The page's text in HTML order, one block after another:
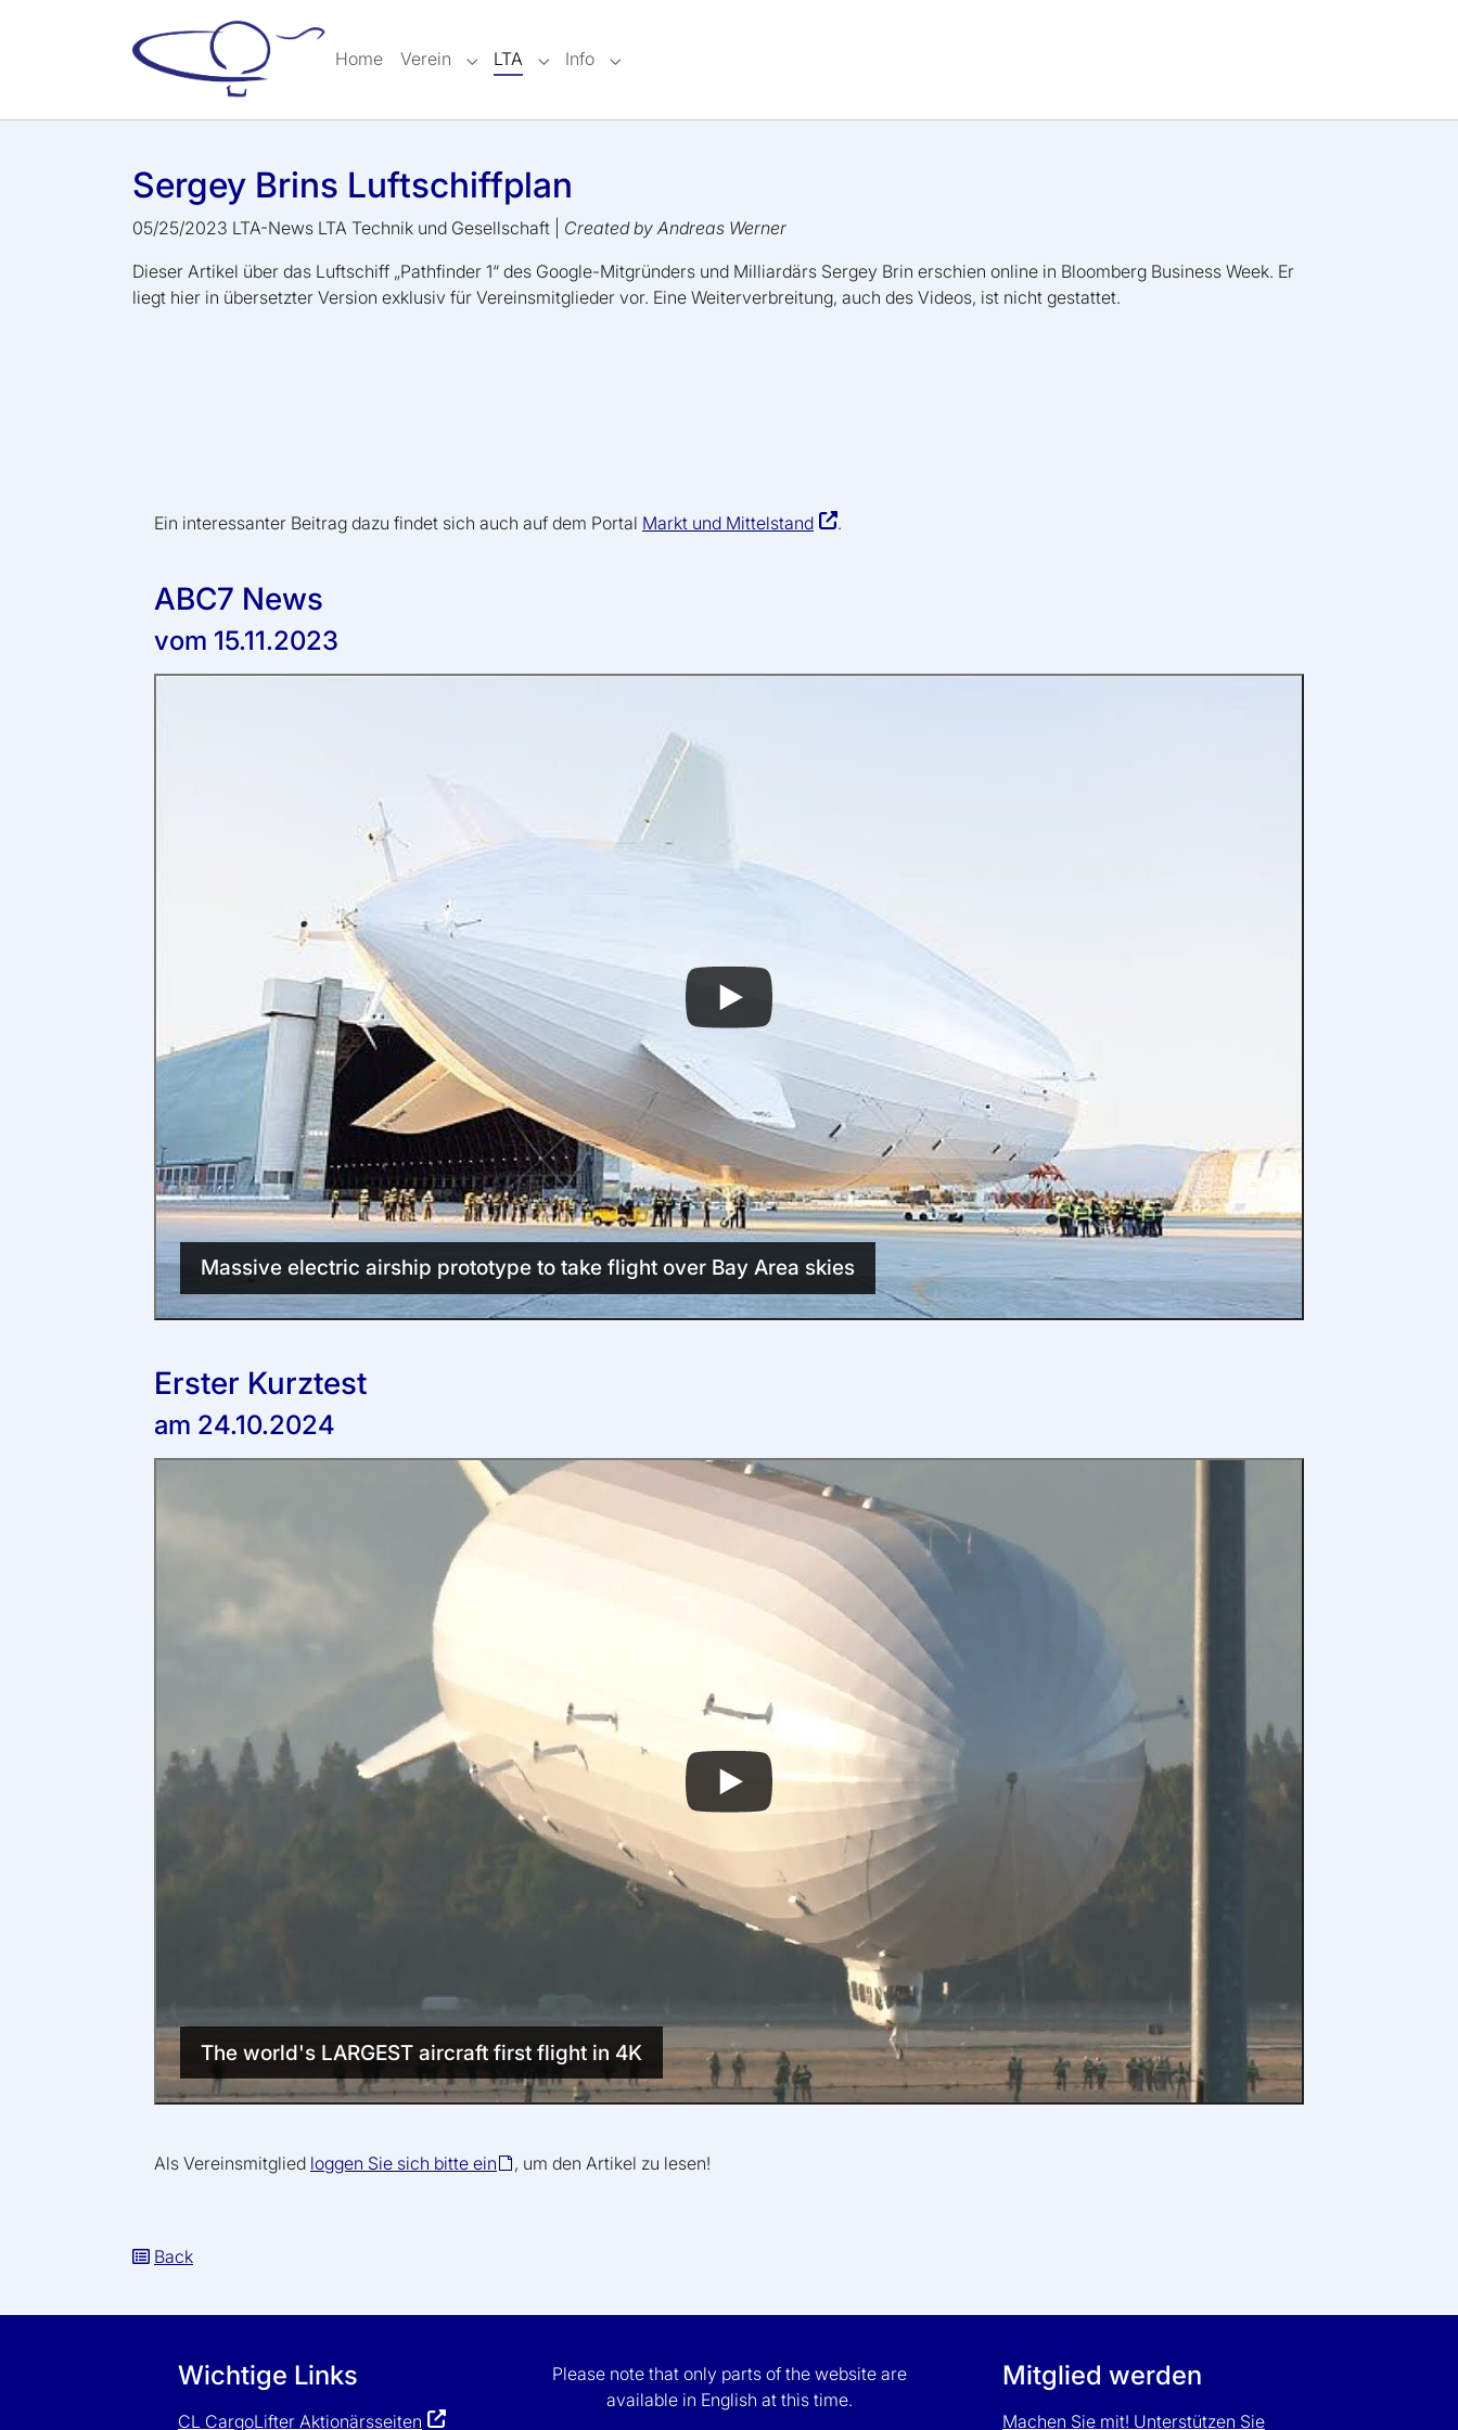
Home Verein Submenu for "Verein"
LTA Submenu for "LTA"
Info Submenu for "Info"
Sergey Brins Luftschiffplan
05/25/2023 LTA-News LTA Technik und Gesellschaft Created by Andreas Werner
Dieser Artikel über das Luftschiff „Pathfinder 1“ des Google-Mitgründers und Milliardärs Sergey Brin erschien online in Bloomberg Business Week. Er
liegt hier in übersetzter Version exklusiv für Vereinsmitglieder vor. Eine Weiterverbreitung, auch des Videos, ist nicht gestattet.
Ein interessanter Beitrag dazu findet sich auch auf dem Portal Markt und Mittelstand .
ABC7 News
vom 15.11.2023
Massive electric airship prototype to take flight over Bay Area skies
Erster Kurztest
am 24.10.2024
The world's LARGEST aircraft first flight in 4K
Als Vereinsmitglied loggen Sie sich bitte ein , um den Artikel zu lesen!
Back
Wichtige Links
CL CargoLifter Aktionärsseiten
Please note that only parts of the website are
available in English at this time.
Mitglied werden
Machen Sie mit! Unterstützen Sie